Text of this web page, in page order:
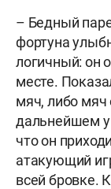
– Бедный
фортуна
логичный: он
месте.
мяч, либо мяч
дальнейшем у
что он
атакующий
всей бровке.